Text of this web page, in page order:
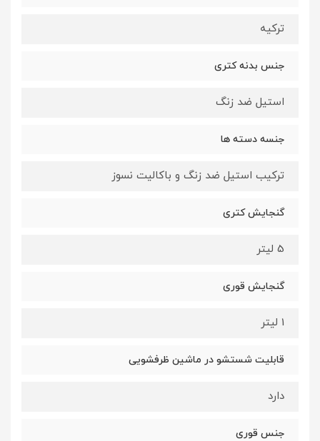
ترکیه
جنس بدنه کتری
استیل ضد زنگ
جنسه دسته ها
ترکیب استیل ضد زنگ و باکالیت نسوز
گنجایش کتری
5 لیتر
گنجایش قوری
1 لیتر
قابلیت شستشو در ماشین ظرفشویی
دارد
جنس قوری